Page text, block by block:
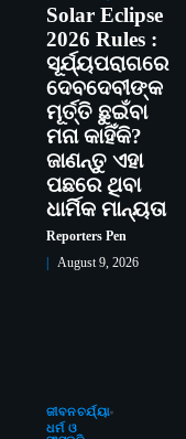
Solar Eclipse
2026 Rules :
ସୂର୍ଯ୍ୟପରାଗରେ
ଦେବଦେବୀଙ୍କ
ମୂର୍ତ୍ତି ଛୁଇଁବା
ମନା କାହିଁକି?
ଜାଣନ୍ତୁ ଏହା
ପଛରେ ଥିବା
ଧାର୍ମିକ ମାନ୍ୟତା
Reporters Pen
August 9, 2026
ଜୀବନଚର୍ଯ୍ୟା
ଧର୍ମ ଓ